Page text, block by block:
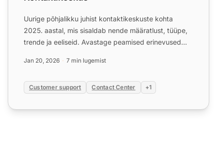
Uurige põhjalikku juhist kontaktikeskuste kohta
2025. aastal, mis sisaldab nende määratlust, tüüpe,
trende ja eeliseid. Avastage peamised erinevused
Jan 20, 2026 7 min lugemist
Customer support Contact Center +1